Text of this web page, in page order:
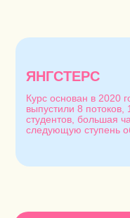
ЯНГСТЕРС
Курс основан в 2020
выпустили 8
студентов, большая
следующую ступень